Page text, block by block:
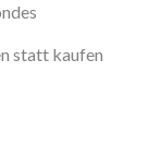
statt kaufen